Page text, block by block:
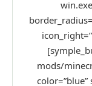
mods/
color=”blue”